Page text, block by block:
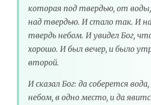
которая под твердью, от
над твердью. И стало так. И
твердь небом. И увидел Бог,
хорошо. И был вечер, и было
второй.
И сказал Бог: да соберется
небом, в одно место, и да